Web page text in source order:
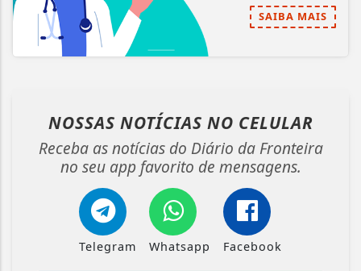
SAIBA MAIS
NOSSAS NOTÍCIAS NO CELULAR
Receba as notícias do Diário da Fronteira
no seu app favorito de mensagens.
Telegram Whatsapp Facebook